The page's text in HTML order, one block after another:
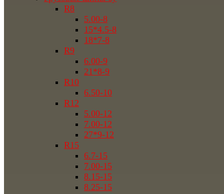
R8
5.00-8
15*4.5-8
18*7-8
R9
6.00-9
21*8-9
R10
6.50-10
R12
5.00-12
7.00-12
27*9-12
R15
6.7-15
7.00-15
8.15-15
8.25-15